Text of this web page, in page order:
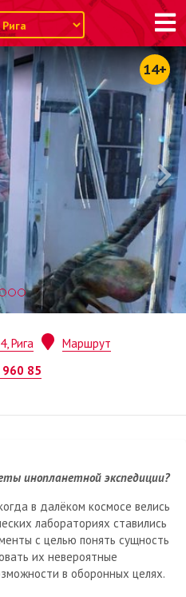
14+
Рига
Маршрут
85
инопланетной экспедиции?
в далёком космосе велись
лабораториях ставились
с целью понять сущность
их невероятные
в оборонных целях.